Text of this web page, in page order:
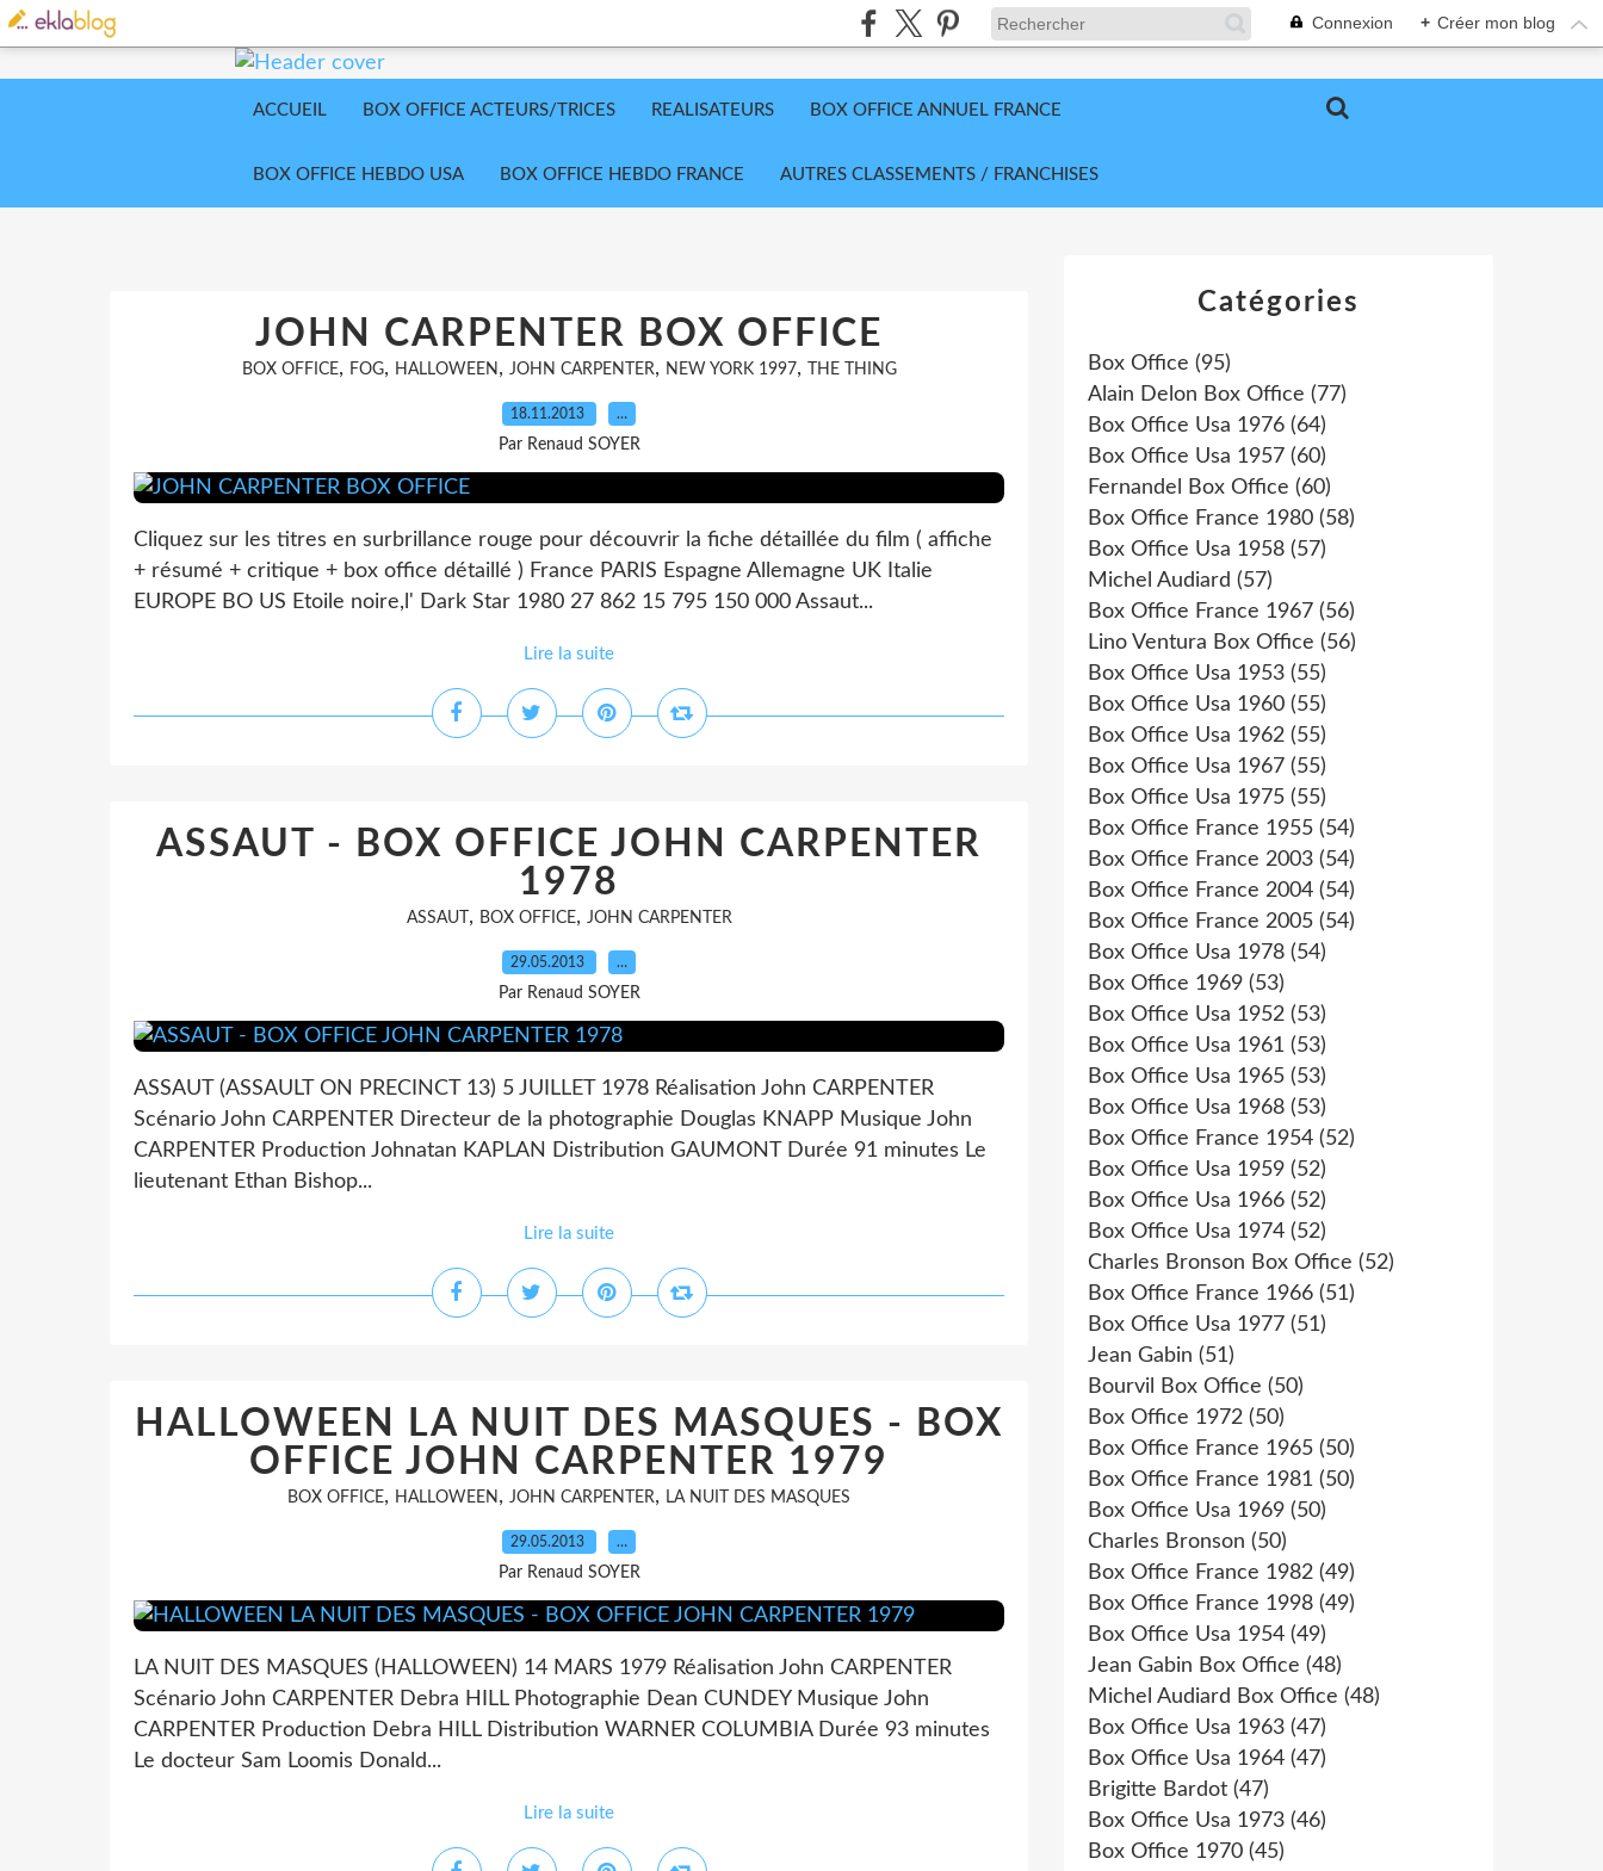
Connexion + Créer mon blog
ACCUEIL BOX OFFICE ACTEURS/TRICES REALISATEURS BOX OFFICE ANNUEL FRANCE
BOX OFFICE HEBDO USA BOX OFFICE HEBDO FRANCE AUTRES CLASSEMENTS / FRANCHISES
JOHN CARPENTER BOX OFFICE
BOX OFFICE, FOG, HALLOWEEN , JOHN CARPENTER, NEW YORK 1997, THE THING
18.11.2013 …
Par Renaud SOYER
Cliquez sur les titres en surbrillance rouge pour découvrir la fiche détaillée du film ( affiche
+ résumé + critique + box office détaillé ) France PARIS Espagne Allemagne UK Italie
EUROPE BO US Etoile noire,l' Dark Star 1980 27 862 15 795 150 000 Assaut...
Lire la suite
ASSAUT - BOX OFFICE JOHN CARPENTER
1978
ASSAUT , BOX OFFICE, JOHN CARPENTER
29.05.2013 …
Par Renaud SOYER
ASSAUT (ASSAULT ON PRECINCT 13) 5 JUILLET 1978 Réalisation John CARPENTER
Scénario John CARPENTER Directeur de la photographie Douglas KNAPP Musique John
CARPENTER Production Johnatan KAPLAN Distribution GAUMONT Durée 91 minutes Le
lieutenant Ethan Bishop...
Lire la suite
HALLOWEEN LA NUIT DES MASQUES - BOX
OFFICE JOHN CARPENTER 1979
BOX OFFICE, HALLOWEEN , JOHN CARPENTER, LA NUIT DES MASQUES
29.05.2013 …
Par Renaud SOYER
LA NUIT DES MASQUES (HALLOWEEN) 14 MARS 1979 Réalisation John CARPENTER
Scénario John CARPENTER Debra HILL Photographie Dean CUNDEY Musique John
CARPENTER Production Debra HILL Distribution WARNER COLUMBIA Durée 93 minutes
Le docteur Sam Loomis Donald...
Lire la suite
Catégories
Box Office (95)
Alain Delon Box Office (77)
Box Office Usa 1976 (64)
Box Office Usa 1957 (60)
Fernandel Box Office (60)
Box Office France 1980 (58)
Box Office Usa 1958 (57)
Michel Audiard (57)
Box Office France 1967 (56)
Lino Ventura Box Office (56)
Box Office Usa 1953 (55)
Box Office Usa 1960 (55)
Box Office Usa 1962 (55)
Box Office Usa 1967 (55)
Box Office Usa 1975 (55)
Box Office France 1955 (54)
Box Office France 2003 (54)
Box Office France 2004 (54)
Box Office France 2005 (54)
Box Office Usa 1978 (54)
Box Office 1969 (53)
Box Office Usa 1952 (53)
Box Office Usa 1961 (53)
Box Office Usa 1965 (53)
Box Office Usa 1968 (53)
Box Office France 1954 (52)
Box Office Usa 1959 (52)
Box Office Usa 1966 (52)
Box Office Usa 1974 (52)
Charles Bronson Box Office (52)
Box Office France 1966 (51)
Box Office Usa 1977 (51)
Jean Gabin (51)
Bourvil Box Office (50)
Box Office 1972 (50)
Box Office France 1965 (50)
Box Office France 1981 (50)
Box Office Usa 1969 (50)
Charles Bronson (50)
Box Office France 1982 (49)
Box Office France 1998 (49)
Box Office Usa 1954 (49)
Jean Gabin Box Office (48)
Michel Audiard Box Office (48)
Box Office Usa 1963 (47)
Box Office Usa 1964 (47)
Brigitte Bardot (47)
Box Office Usa 1973 (46)
Box Office 1970 (45)